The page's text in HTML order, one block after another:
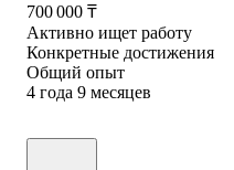
700 000 ₸
Активно ищет работу
Конкретные достижения
Общий опыт
4 года 9 месяцев